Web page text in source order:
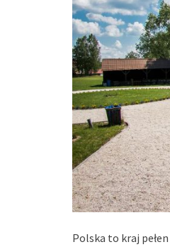
Polska to kraj